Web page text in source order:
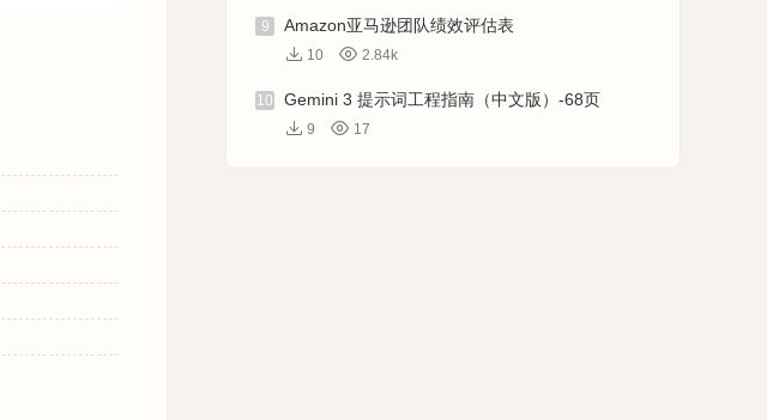
9 Amazon亚马逊团队绩效评估表
10 2.84k
10 Gemini 3 提示词工程指南（中文版）-68页
9 17